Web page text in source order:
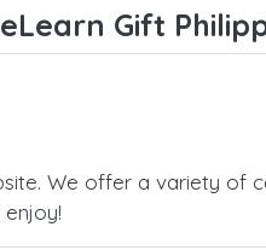
Gift
We offer a variety of